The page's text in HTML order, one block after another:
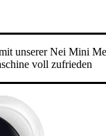
unserer Nei Mini Me
voll zufrieden